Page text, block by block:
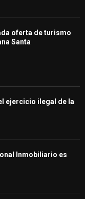
oferta de turismo
Santa
ejercicio ilegal de la
Inmobiliario es